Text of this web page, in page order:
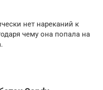
нет нареканий к
чему она попала на